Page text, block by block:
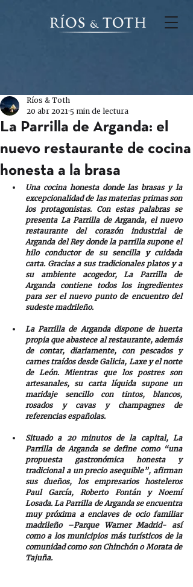
La Parrilla de Arganda: el
nuevo restaurante de cocina
honesta a la brasa
Ríos & Toth
20 abr 2021 5 min de lectura
Una cocina honesta donde las brasas y la
excepcionalidad de las materias primas son
los protagonistas. Con estas palabras se
presenta La Parrilla de Arganda, el nuevo
restaurante del corazón industrial de
Arganda del Rey donde la parrilla supone el
hilo conductor de su sencilla y cuidada
carta. Gracias a sus tradicionales platos y a
su ambiente acogedor, La Parrilla de
Arganda contiene todos los ingredientes
para ser el nuevo punto de encuentro del
sudeste madrileño.
La Parrilla de Arganda dispone de huerta
propia que abastece al restaurante, además
de contar, diariamente, con pescados y
carnes traídos desde Galicia, Laxe y el norte
de León. Mientras que los postres son
artesanales, su carta líquida supone un
maridaje sencillo con tintos, blancos,
rosados y cavas y champagnes de
referencias españolas.
Situado a 20 minutos de la capital, La
Parrilla de Arganda se define como “una
propuesta gastronómica honesta y
tradicional a un precio asequible”, afirman
sus dueños, los empresarios hosteleros
Paul García, Roberto Fontán y Noemí
Losada. La Parrilla de Arganda se encuentra
muy próxima a enclaves de ocio familiar
madrileño –Parque Warner Madrid- así
como a los municipios más turísticos de la
comunidad como son Chinchón o Morata de
Tajuña.